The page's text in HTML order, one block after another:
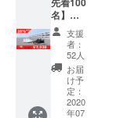
名】防
塵防水
スニー
カー
x1
28％OF
円（送
料・消
支援
者：
52人
お届
け予
定：
2020
年07